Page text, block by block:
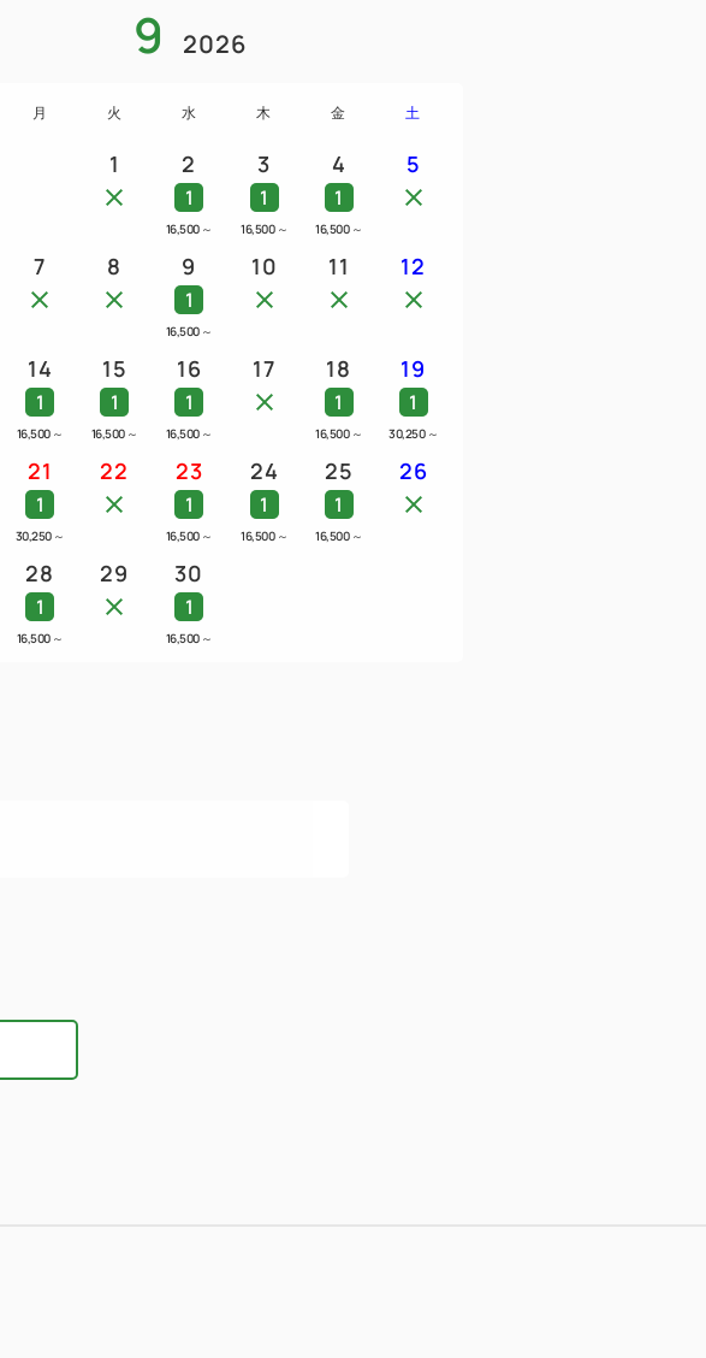
9 2026
月 火 水 木 金 土
1 2
1
16,500 ～
3
1
16,500 ～
4
1
16,500 ～
5
7 8 9
1
16,500 ～
10 11 12
14
1
16,500 ～
15
1
16,500 ～
16
1
16,500 ～
17 18
1
16,500 ～
19
1
30,250 ～
21
1
30,250 ～
22 23
1
16,500 ～
24
1
16,500 ～
25
1
16,500 ～
26
28
1
16,500 ～
29 30
1
16,500 ～